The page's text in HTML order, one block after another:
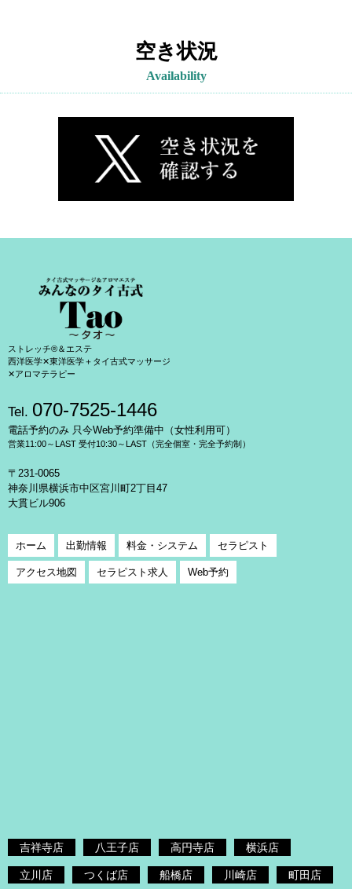
空き状況
Availability
ストレッチ®＆エステ
西洋医学✕東洋医学＋タイ古式マッサージ
✕アロマテラピー
Tel. 070-7525-1446
電話予約のみ 只今Web予約準備中（女性利用可）
営業11:00～LAST 受付10:30～LAST（完全個室・完全予約制）
〒231-0065
神奈川県横浜市中区宮川町2丁目47
大貫ビル906
ホーム 出勤情報 料金・システム セラピスト
アクセス地図 セラピスト求人 Web予約
吉祥寺店 八王子店 高円寺店 横浜店
立川店 つくば店 船橋店 川崎店 町田店